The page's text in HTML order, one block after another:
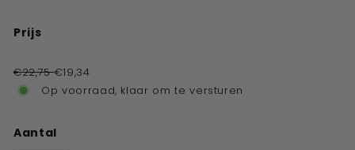
Prijs
prijs
€22,75€19,34
Op voorraad, klaar om te versturen
Aantal